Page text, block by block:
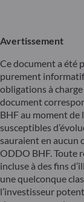
Avertissement
Ce document a été
purement
obligations à
document
BHF au moment
susceptibles
sauraient en aucun
ODDO BHF. Toute
incluse à des fins
une quelconque
l’investisseur